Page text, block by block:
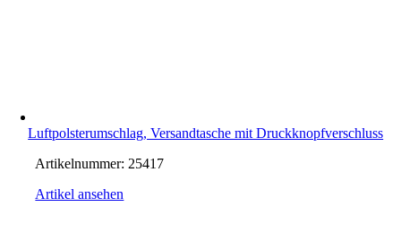
Luftpolsterumschlag, Versandtasche mit Druckknopfverschluss
Artikelnummer: 25417
Artikel ansehen